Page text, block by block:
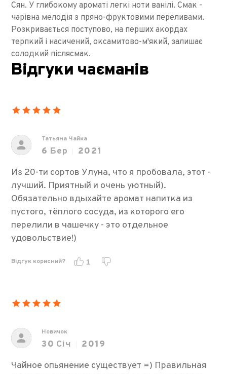
Сян. У глибокому ароматі легкі ноти ванілі. Смак -
чарівна мелодія з пряно-фруктовими переливами.
Розкривається поступово, на перших акордах
терпкий і насичений, оксамитово-м'який, залишає
солодкий післясмак.
Відгуки чаєманів
Татьяна Чайка
6 Бер
2021
Из 20-ти сортов Улуна, что я пробовала, этот -
лучший. Приятный и очень уютный).
Обязательно вдыхайте аромат напитка из
пустого, тёплого сосуда, из которого его
перелили в чашечку - это отдельное
удовольствие!)
Відгук корисний? 1
Новичок
30 Січ
2019
Чайное опьянение существует =) Правильная